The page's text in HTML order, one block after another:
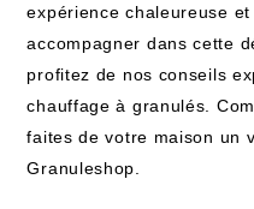
expérience chaleureuse
accompagner dans cette
profitez de nos conseils
chauffage à granulés.
faites de votre maison un
Granuleshop.